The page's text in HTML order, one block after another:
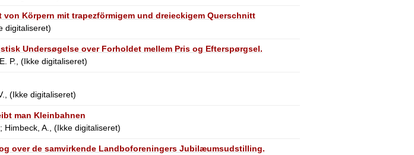
von Körpern mit trapezförmigem und dreieckigem Querschnitt
digitaliseret)
Undersøgelse over Forholdet mellem Pris og Efterspørgsel.
P., (Ikke digitaliseret)
(Ikke digitaliseret)
man Kleinbahnen
Himbeck, A., (Ikke digitaliseret)
over de samvirkende Landboforeningers Jubilæumsudstilling.